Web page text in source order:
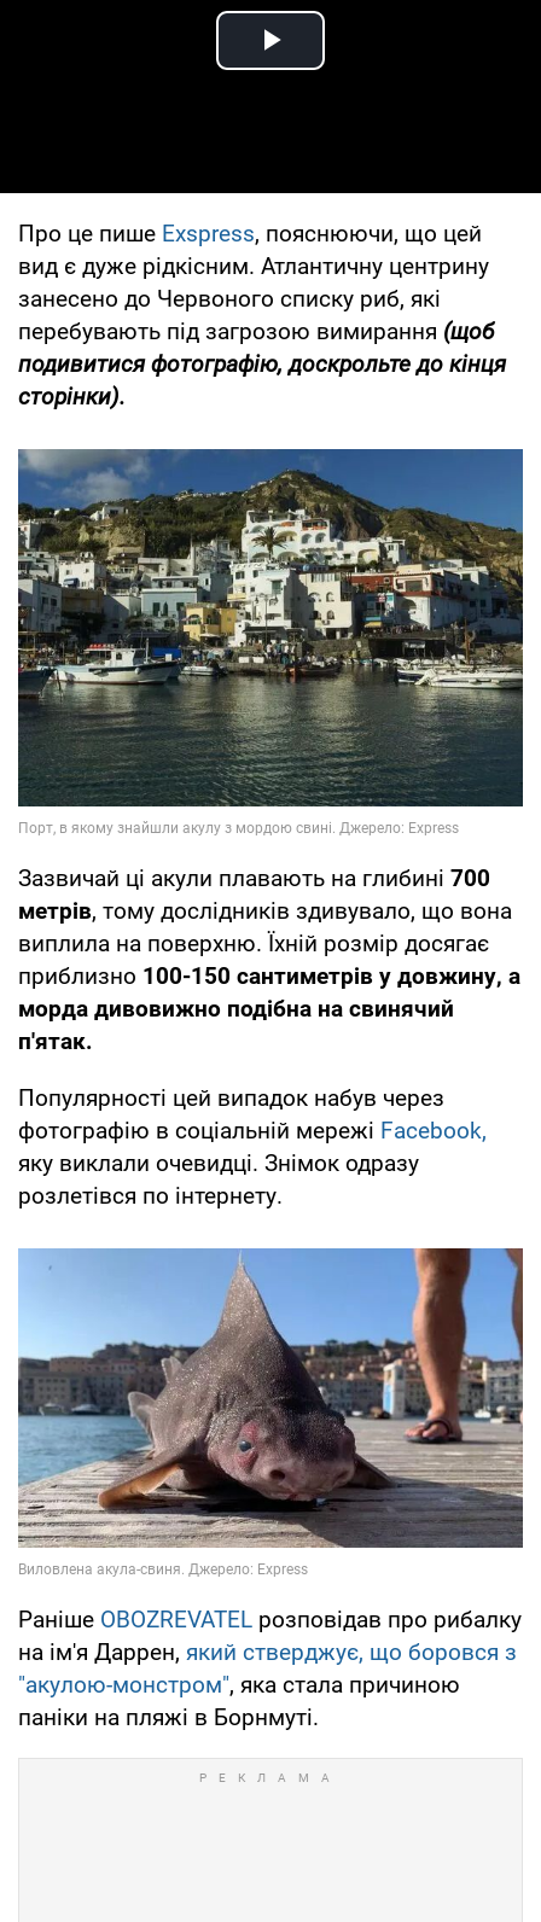
Play Video
Про це пише Exspress, пояснюючи, що цей
вид є дуже рідкісним. Атлантичну центрину
занесено до Червоного списку риб, які
перебувають під загрозою вимирання (щоб
подивитися фотографію, доскрольте до кінця
сторінки).
Зазвичай ці акули плавають на глибині 700
метрів, тому дослідників здивувало, що вона
виплила на поверхню. Їхній розмір досягає
приблизно 100-150 сантиметрів у довжину, а
морда дивовижно подібна на свинячий
п'ятак.
Популярності цей випадок набув через
фотографію в соціальній мережі Facebook,
яку виклали очевидці. Знімок одразу
розлетівся по інтернету.
Раніше OBOZREVATEL розповідав про рибалку
на ім'я Даррен, який стверджує, що боровся з
"акулою-монстром", яка стала причиною
паніки на пляжі в Борнмуті.